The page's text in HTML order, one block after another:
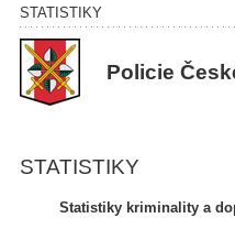
STATISTIKY
Policie
STATISTIKY
Statistiky kriminality a